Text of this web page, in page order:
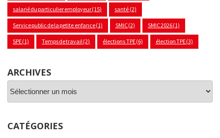
salarié du particulier employeur(15) santé (2)
Service public de la petite enfance(1) SMIC(2) SMIC 2026(1)
SPE(1) Temps de travail (2) élections TPE(6) élection TPE(3)
ARCHIVES
CATÉGORIES